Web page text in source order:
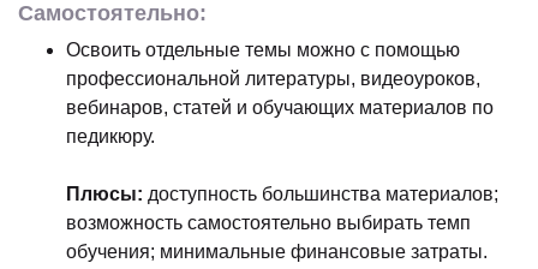
Самостоятельно:
Освоить отдельные темы можно с помощью
профессиональной литературы, видеоуроков,
вебинаров, статей и обучающих материалов по
педикюру.
Плюсы: доступность большинства материалов;
возможность самостоятельно выбирать темп
обучения; минимальные финансовые затраты.